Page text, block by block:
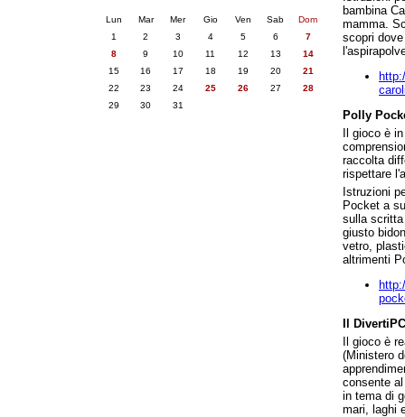
bambina
mamma.
scopri
Polly
Il gioco è
raccolta
rispettare
Istruzioni
Pocket a
sulla
giusto
vetro,
altrimenti
Il
Il gioco è
(Ministero
consente
in tema di
mari, laghi
Lun Mar Mer Gio Ven Sab
Dom
1
2 3 4 5 6
7
8
9 10 11 12 13
14
15
16 17 18 19 20
21
22
23 24 25 26 27
28
29
30 31